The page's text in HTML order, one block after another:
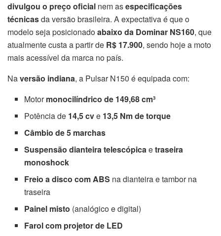
divulgou o preço oficial nem asespecificações
técnicasda versão brasileira. A expectativa é que o
modelo seja posicionadoabaixo da Dominar NS160, que
atualmente custa a partir de R$ 17.900, sendo hoje a moto
mais acessível da marca no país.
Naversão indiana, a Pulsar N150 é equipada com:
Motormonocilíndrico de 149,68 cm³
Potência de 14,5 cve 13,5 Nm de torque
Câmbio de 5 marchas
Suspensão dianteira telescópicaetraseira
monoshock
Freio a disco com ABS na dianteira e tambor na
traseira
Painel misto (analógico e digital)
Farol com projetor de LED